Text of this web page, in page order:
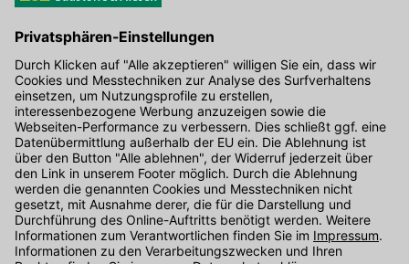
Kontakt
Unser Onlineshop Team ist montags bis freitags von 08:00 - 17:00
Uhr unter der Telefonnummer 07071 / 151-151für Sie erreichbar.
Alternativ können Sie unser Kontaktformular nutzen.
Den Kontakt direkt in unsere Niederlassungen finden Sie hier.
Oder über unseren Chat.
Folgen Sie uns auf: